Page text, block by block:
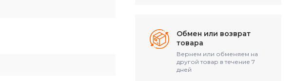
Обмен или возврат
товара
Вернем или обменяем на
другой товар в течение 7
дней